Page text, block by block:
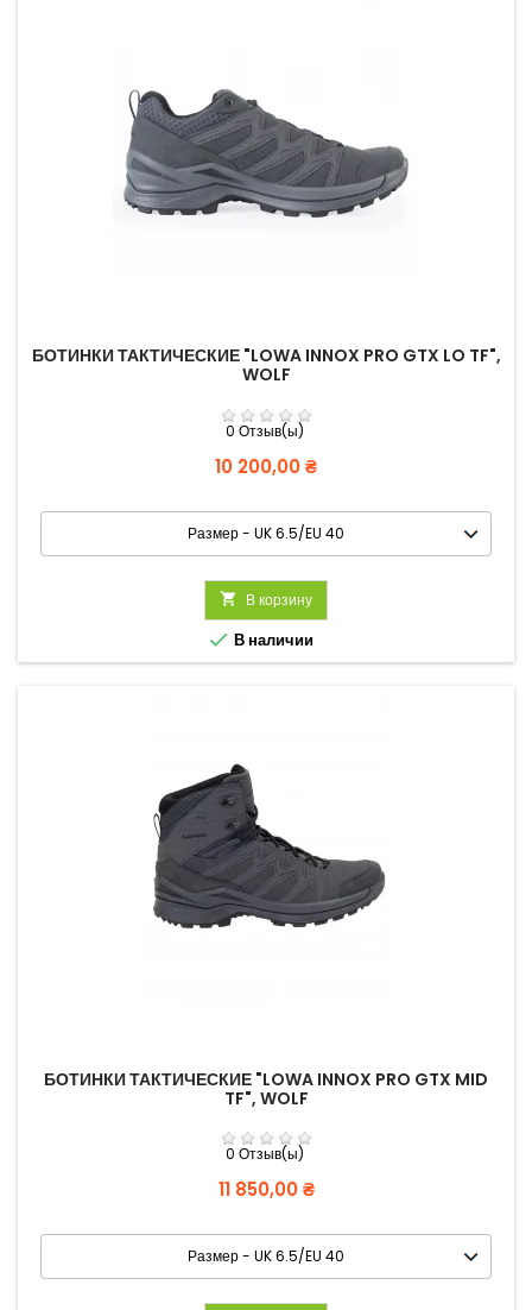
БОТИНКИ ТАКТИЧЕСКИЕ "LOWA INNOX PRO GTX LO TF",
WOLF
0 Отзыв(ы)
Цена
10 200,00 ₴
 В корзину
 В наличии
БОТИНКИ ТАКТИЧЕСКИЕ "LOWA INNOX PRO GTX MID
TF", WOLF
0 Отзыв(ы)
Цена
11 850,00 ₴